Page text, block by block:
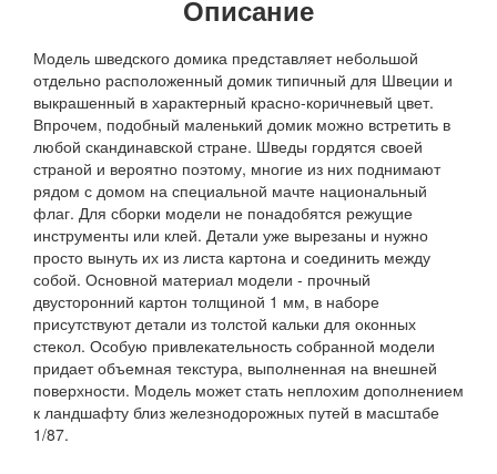
Описание
Модель шведского домика представляет небольшой
отдельно расположенный домик типичный для Швеции и
выкрашенный в характерный красно-коричневый цвет.
Впрочем, подобный маленький домик можно встретить в
любой скандинавской стране. Шведы гордятся своей
страной и вероятно поэтому, многие из них поднимают
рядом с домом на специальной мачте национальный
флаг. Для сборки модели не понадобятся режущие
инструменты или клей. Детали уже вырезаны и нужно
просто вынуть их из листа картона и соединить между
собой. Основной материал модели - прочный
двусторонний картон толщиной 1 мм, в наборе
присутствуют детали из толстой кальки для оконных
стекол. Особую привлекательность собранной модели
придает объемная текстура, выполненная на внешней
поверхности. Модель может стать неплохим дополнением
к ландшафту близ железнодорожных путей в масштабе
1/87.